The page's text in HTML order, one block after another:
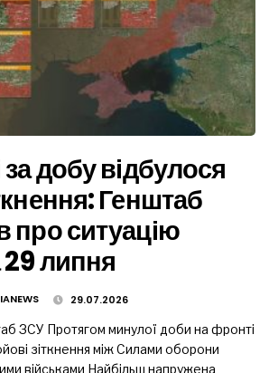
добу відбулося
Генштаб
про ситуацію
липня
29.07.2026
ЗСУ Протягом минулої доби на фронті
зіткнення між Силами оборони
військами Найбільш напружена